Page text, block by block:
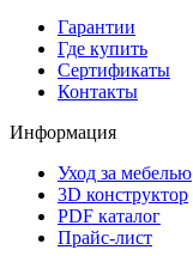
Гарантии
Где купить
Сертификаты
Контакты
Информация
Уход за мебелью
3D конструктор
PDF каталог
Прайс-лист